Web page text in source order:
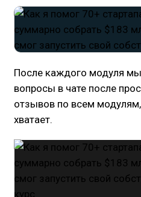
После каждого модуля мы
вопросы в чате после
отзывов по всем модулям,
хватает.